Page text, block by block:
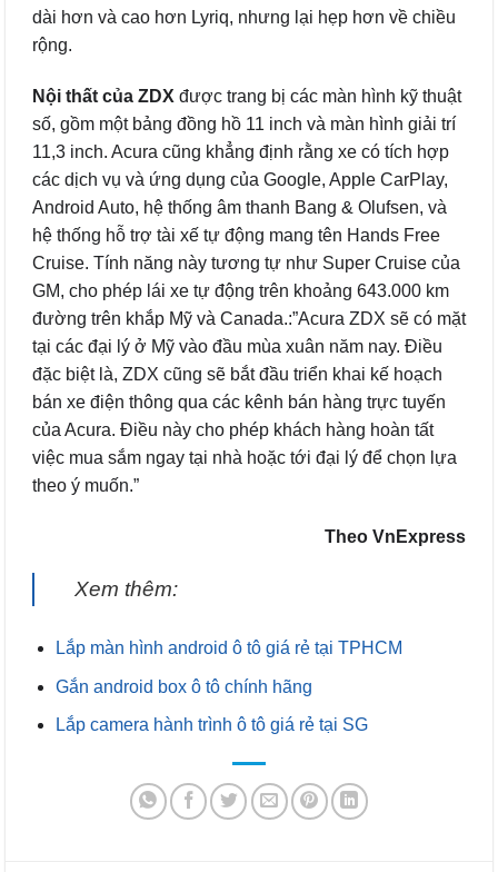
dài hơn và cao hơn Lyriq, nhưng lại hẹp hơn về chiều
rộng.
Nội thất của ZDX được trang bị các màn hình kỹ thuật
số, gồm một bảng đồng hồ 11 inch và màn hình giải trí
11,3 inch. Acura cũng khẳng định rằng xe có tích hợp
các dịch vụ và ứng dụng của Google, Apple CarPlay,
Android Auto, hệ thống âm thanh Bang & Olufsen, và
hệ thống hỗ trợ tài xế tự động mang tên Hands Free
Cruise. Tính năng này tương tự như Super Cruise của
GM, cho phép lái xe tự động trên khoảng 643.000 km
đường trên khắp Mỹ và Canada.:”Acura ZDX sẽ có mặt
tại các đại lý ở Mỹ vào đầu mùa xuân năm nay. Điều
đặc biệt là, ZDX cũng sẽ bắt đầu triển khai kế hoạch
bán xe điện thông qua các kênh bán hàng trực tuyến
của Acura. Điều này cho phép khách hàng hoàn tất
việc mua sắm ngay tại nhà hoặc tới đại lý để chọn lựa
theo ý muốn.”
Theo VnExpress
Xem thêm:
Lắp màn hình android ô tô giá rẻ tại TPHCM
Gắn android box ô tô chính hãng
Lắp camera hành trình ô tô giá rẻ tại SG